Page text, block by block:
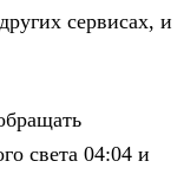
сервисах, и
света 04:04 и